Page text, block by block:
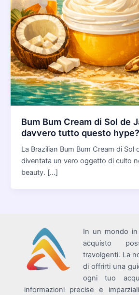
Bum Bum Cream di Sol de
davvero tutto questo hype?
La Brazilian Bum Bum Cream di Sol
diventata un vero oggetto di culto
beauty. […]
In un mondo
acquisto
travolgenti. La
di offrirti una
ogni tuo
informazioni precise e